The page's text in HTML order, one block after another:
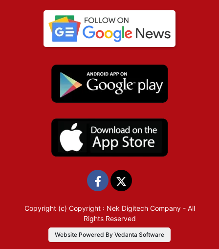
Copyright (c) Copyright : Nek Digitech Company- All
Rights Reserved
Website Powered By Vedanta Software